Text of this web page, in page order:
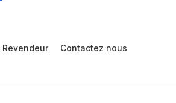
Revendeur Contactez nous